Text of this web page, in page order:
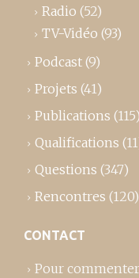
Radio (52)
TV-Vidéo (93)
Podcast (9)
Projets (41)
Publications (115)
Qualifications
Questions (347)
Rencontres (120)
CONTACT
Pour